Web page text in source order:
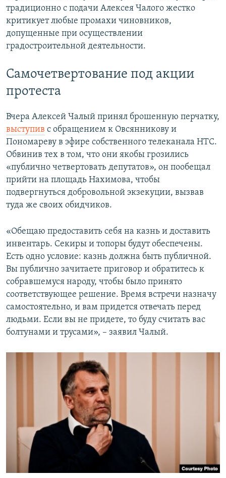
традиционно с подачи Алексея Чалого жестко
критикует любые промахи чиновников,
допущенные при осуществлении
градостроительной деятельности.
Самочетвертование под акции
протеста
Вчера Алексей Чалый принял брошенную перчатку,
выступив с обращением к Овсянникову и
Пономареву в эфире собственного телеканала НТС.
Обвинив тех в том, что они якобы грозились
«публично четвертовать депутатов», он пообещал
прийти на площадь Нахимова, чтобы
подвергнуться добровольной экзекуции, вызвав
туда же своих обидчиков.
«Обещаю предоставить себя на казнь и доставить
инвентарь. Секиры и топоры будут обеспечены.
Есть одно условие: казнь должна быть публичной.
Вы публично зачитаете приговор и обратитесь к
собравшемуся народу, чтобы было принято
соответствующее решение. Время встречи назначу
самостоятельно, и вам придется отвечать перед
людьми. Если вы не придете, то буду считать вас
болтунами и трусами», – заявил Чалый.